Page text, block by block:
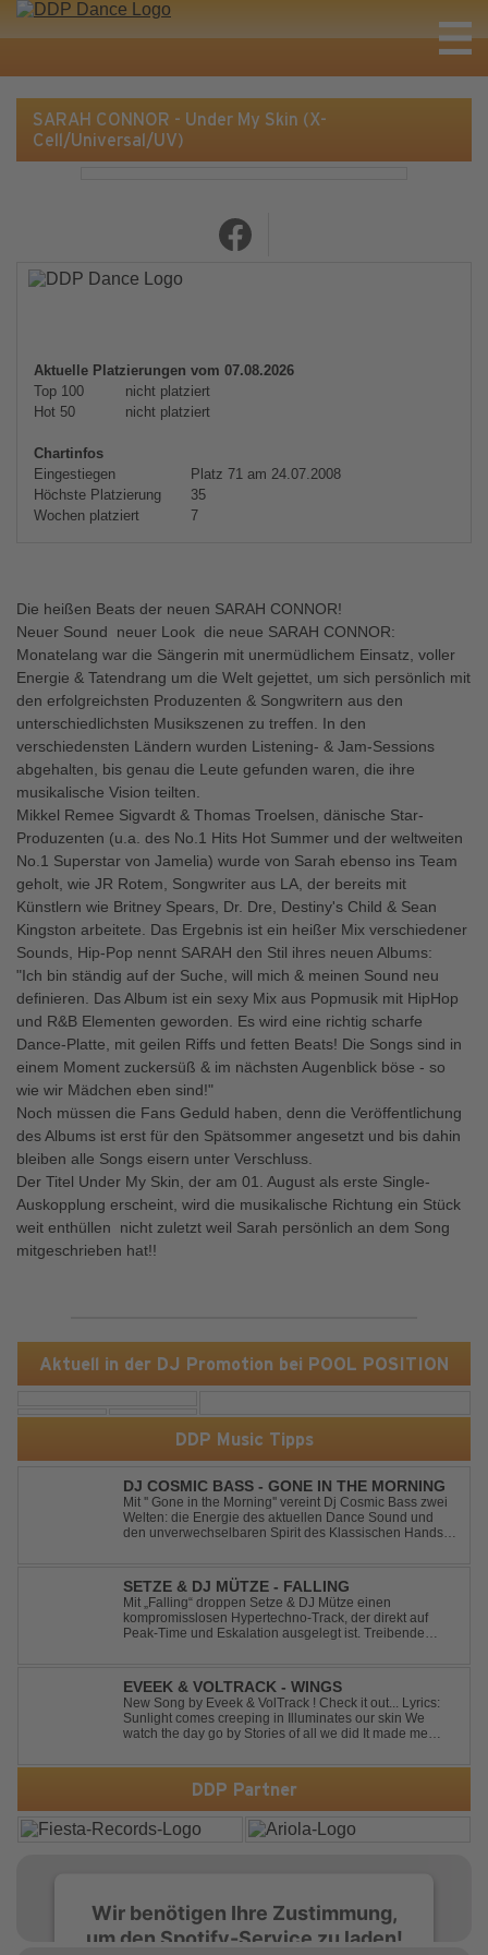
Aktuell in der DJ Promotion bei POOL POSITION
DDP Music Tipps
DJ COSMIC BASS - GONE IN THE MORNING
Mit '' Gone in the Morning'' vereint Dj Cosmic Bass zwei
Welten: die Energie des aktuellen Dance Sound und
den unverwechselbaren Spirit des Klassischen Hands
SETZE & DJ MÜTZE - FALLING
Mit „Falling“ droppen Setze & DJ Mütze einen
kompromisslosen Hypertechno-Track, der direkt auf
Peak-Time und Eskalation ausgelegt ist. Treibende
– roh, schnell und absolut mitreißend. Zwischen ...
EVEEK & VOLTRACK - WINGS
New Song by Eveek & VolTrack ! Check it out... Lyrics:
Sunlight comes creeping in Illuminates our skin We
watch the day go by Stories of all we did It made me
We danced on top of cars ...
DDP Partner
Wir benötigen Ihre Zustimmung,
um den Spotify-Service zu laden!
SARAH CONNOR - Under My Skin (X-
Cell/Universal/UV)
Aktuelle Platzierungen vom 07.08.2026
Top 100
nicht platziert
Hot 50
nicht platziert
Chartinfos
Eingestiegen
Platz 71 am 24.07.2008
Höchste Platzierung
35
Wochen platziert
7
Die heißen Beats der neuen SARAH CONNOR!
Neuer Sound  neuer Look  die neue SARAH CONNOR:
Monatelang war die Sängerin mit unermüdlichem Einsatz, voller
Energie & Tatendrang um die Welt gejettet, um sich persönlich mit
den erfolgreichsten Produzenten & Songwritern aus den
unterschiedlichsten Musikszenen zu treffen. In den
verschiedensten Ländern wurden Listening- & Jam-Sessions
abgehalten, bis genau die Leute gefunden waren, die ihre
musikalische Vision teilten.
Mikkel Remee Sigvardt & Thomas Troelsen, dänische Star-
Produzenten (u.a. des No.1 Hits Hot Summer und der weltweiten
No.1 Superstar von Jamelia) wurde von Sarah ebenso ins Team
geholt, wie JR Rotem, Songwriter aus LA, der bereits mit
Künstlern wie Britney Spears, Dr. Dre, Destiny's Child & Sean
Kingston arbeitete. Das Ergebnis ist ein heißer Mix verschiedener
Sounds, Hip-Pop nennt SARAH den Stil ihres neuen Albums:
"Ich bin ständig auf der Suche, will mich & meinen Sound neu
definieren. Das Album ist ein sexy Mix aus Popmusik mit HipHop
und R&B Elementen geworden. Es wird eine richtig scharfe
Dance-Platte, mit geilen Riffs und fetten Beats! Die Songs sind in
einem Moment zuckersüß & im nächsten Augenblick böse - so
wie wir Mädchen eben sind!"
Noch müssen die Fans Geduld haben, denn die Veröffentlichung
des Albums ist erst für den Spätsommer angesetzt und bis dahin
bleiben alle Songs eisern unter Verschluss.
Der Titel Under My Skin, der am 01. August als erste Single-
Auskopplung erscheint, wird die musikalische Richtung ein Stück
weit enthüllen  nicht zuletzt weil Sarah persönlich an dem Song
mitgeschrieben hat!!